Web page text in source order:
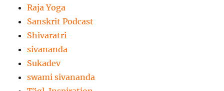
Raja Yoga
Sanskrit Podcast
Shivaratri
sivananda
Sukadev
swami sivananda